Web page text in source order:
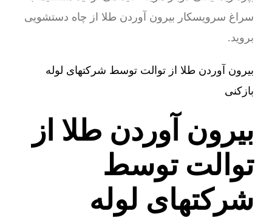
سراغ سرویسکار بیرون آوردن طلا از چاه دستشویی
بروید.
بیرون آوردن طلا از توالت توسط شرکتهای لوله
بازکنی
بیرون آوردن طلا از
توالت توسط
شرکتهای لوله